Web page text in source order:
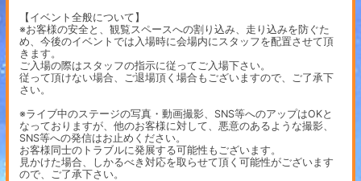
【イベント全般について】
※お客様の安全と、観覧スペースへの割り込み、走り込みを防ぐた
め、今後のイベントでは入場時に会場内にスタッフを配置させて頂
きます。
ご入場の際はスタッフの指示に従ってご入場下さい。
従って頂けない場合、ご退場頂く場合もございますので、ご了承下
さい。
※ライブ中のステージの写真・動画撮影、SNS等へのアップはOKと
なっておりますが、他のお客様に対して、悪意のあるような撮影、
SNS等への発信はお止めください。
お客様同士のトラブルに発展する可能性もございます。
見かけた場合、しかるべき対応を取らせて頂く可能性がございます
ので、ご了承下さい。